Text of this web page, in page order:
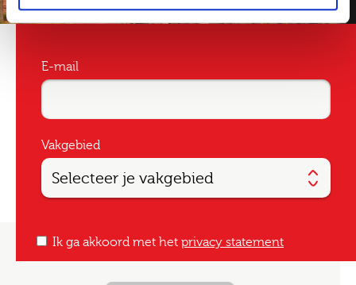
E-mail
Vakgebied
Ik ga akkoord met het privacy statement